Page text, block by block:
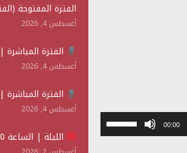
00:00
الفترة المفتوحة
أغسطس 4, 2026
الفترة
أغسطس 4, 2026
الفترة
أغسطس 4, 2026
الليلة | الساعة 10:00 مساءً